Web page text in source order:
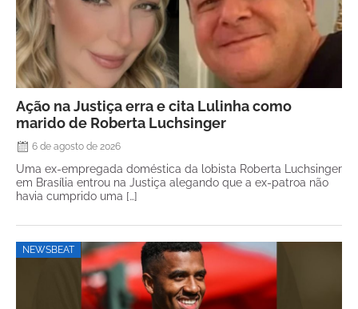
Ação na Justiça erra e cita Lulinha como
marido de Roberta Luchsinger
6 de agosto de 2026
Uma ex-empregada doméstica da lobista Roberta Luchsinger
em Brasília entrou na Justiça alegando que a ex-patroa não
havia cumprido uma […]
NEWSBEAT